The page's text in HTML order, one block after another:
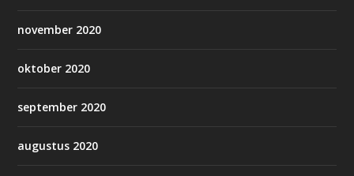
november 2020
oktober 2020
september 2020
augustus 2020